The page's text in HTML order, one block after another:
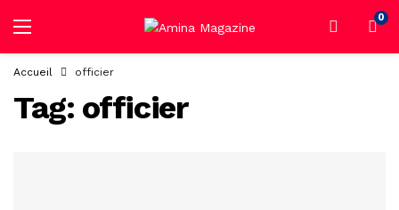
0
Accueil officier
Tag: officier